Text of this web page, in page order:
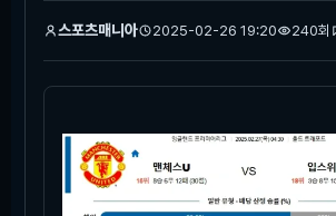
스포츠매니아 2025-02-26 19:20 240회